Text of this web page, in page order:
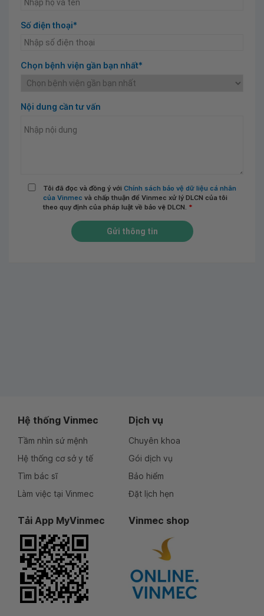
Số điện thoại*
Chọn bệnh viện gần bạn nhất*
Nội dung cần tư vấn
Tôi đã đọc và đồng ý với Chính sách bảo vệ dữ liệu cá nhân
của Vinmec và chấp thuận để Vinmec xử lý DLCN của tôi
theo quy định của pháp luật về bảo vệ DLCN. *
Gửi thông tin
Hệ thống Vinmec
Tầm nhìn sứ mệnh
Hệ thống cơ sở y tế
Tìm bác sĩ
Làm việc tại Vinmec
Dịch vụ
Chuyên khoa
Gói dịch vụ
Bảo hiểm
Đặt lịch hẹn
Tải App MyVinmec Vinmec shop